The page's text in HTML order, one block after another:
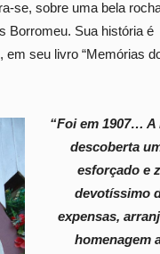
se, sobre uma bela
Borromeu. Sua história é
em seu livro “Memórias
“Foi em 1907…
descoberta
esforçado e
devotíssimo
expensas,
homenagem